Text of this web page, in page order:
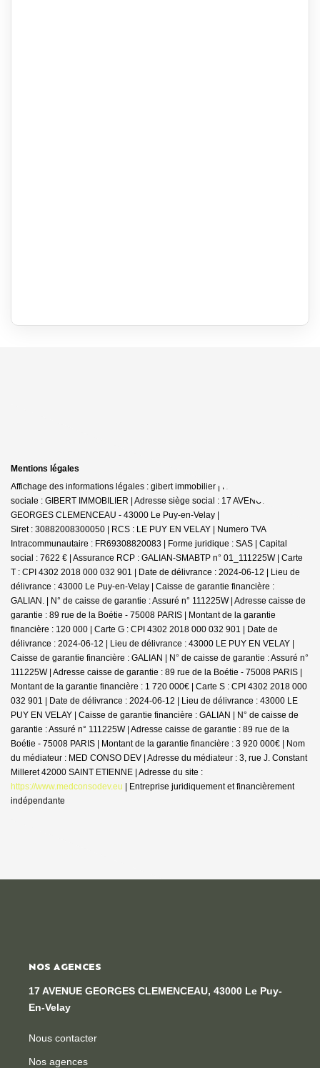
Mentions légales
Affichage des informations légales : gibert immobilier | Raison
sociale : GIBERT IMMOBILIER | Adresse siège social : 17 AVENUE
GEORGES CLEMENCEAU - 43000 Le Puy-en-Velay |
Siret : 30882008300050 | RCS : LE PUY EN VELAY | Numero TVA
Intracommunautaire : FR69308820083 | Forme juridique : SAS | Capital
social : 7622 € | Assurance RCP : GALIAN-SMABTP n° 01_111225W | Carte
T : CPI 4302 2018 000 032 901 | Date de délivrance : 2024-06-12 | Lieu de
délivrance : 43000 Le Puy-en-Velay | Caisse de garantie financière :
GALIAN. | N° de caisse de garantie : Assuré n° 111225W | Adresse caisse de
garantie : 89 rue de la Boétie - 75008 PARIS | Montant de la garantie
financière : 120 000 | Carte G : CPI 4302 2018 000 032 901 | Date de
délivrance : 2024-06-12 | Lieu de délivrance : 43000 LE PUY EN VELAY |
Caisse de garantie financière : GALIAN | N° de caisse de garantie : Assuré n°
111225W | Adresse caisse de garantie : 89 rue de la Boétie - 75008 PARIS |
Montant de la garantie financière : 1 720 000€ | Carte S : CPI 4302 2018 000
032 901 | Date de délivrance : 2024-06-12 | Lieu de délivrance : 43000 LE
PUY EN VELAY | Caisse de garantie financière : GALIAN | N° de caisse de
garantie : Assuré n° 111225W | Adresse caisse de garantie : 89 rue de la
Boétie - 75008 PARIS | Montant de la garantie financière : 3 920 000€ | Nom
du médiateur : MED CONSO DEV | Adresse du médiateur : 3, rue J. Constant
Milleret 42000 SAINT ETIENNE | Adresse du site :
https://www.medconsodev.eu | Entreprise juridiquement et financièrement
indépendante
NOS AGENCES
17 AVENUE GEORGES CLEMENCEAU, 43000 Le Puy-
En-Velay
Nous contacter
Nos agences